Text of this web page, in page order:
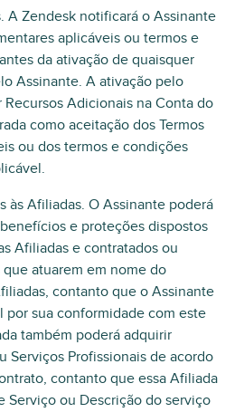
A Zendesk notificará o Assinante
aplicáveis ou termos e
da ativação de quaisquer
Assinante. A ativação pelo
Adicionais na Conta do
como aceitação dos Termos
ou dos termos e condições
às Afiliadas. O Assinante poderá
e proteções dispostos
Afiliadas e contratados ou
atuarem em nome do
contanto que o Assinante
por sua conformidade com este
também poderá adquirir
Serviços Profissionais de acordo
contanto que essa Afiliada
Serviço ou Descrição do serviço